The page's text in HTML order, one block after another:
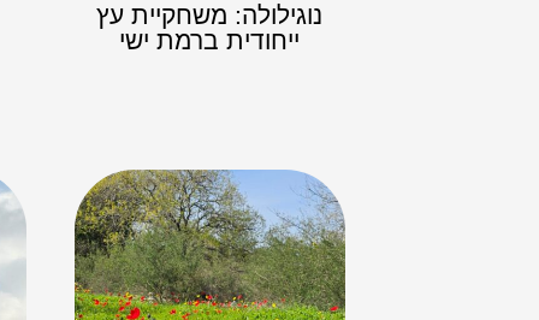
נוגילולה: משחקיית עץ
ייחודית ברמת ישי